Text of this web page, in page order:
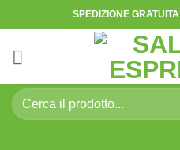
ai
contenuti
SPEDIZIONE GRATUITA
Cerca: